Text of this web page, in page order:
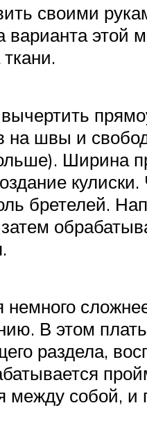
своими
этой
на швы и
Ширина
бретелей.
затем
немного
В этом
раздела,
между собой, и